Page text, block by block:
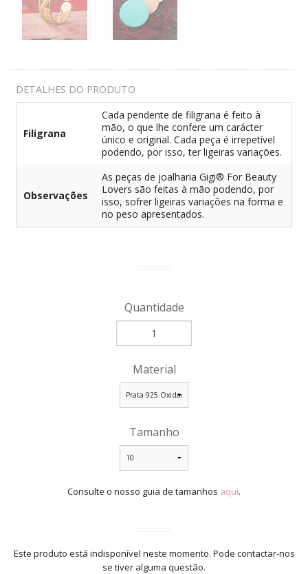
DETALHES DO PRODUTO
Filigrana
Cada pendente de filigrana é feito à
mão, o que lhe confere um carácter
único e original. Cada peça é irrepetível
podendo, por isso, ter ligeiras variações.
Observações
As peças de joalharia Gigi® For Beauty
Lovers são feitas à mão podendo, por
isso, sofrer ligeiras variações na forma e
no peso apresentados.
Quantidade
Material
Tamanho
Consulte o nosso guia de tamanhos aqui.
Este produto está indisponível neste momento. Pode contactar-nos
se tiver alguma questão.